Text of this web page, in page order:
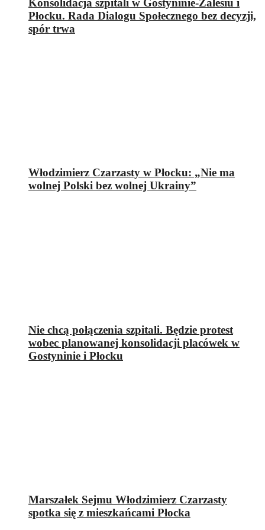
Konsolidacja szpitali w Gostyninie-Zalesiu i
Płocku. Rada Dialogu Społecznego bez decyzji,
spór trwa
Włodzimierz Czarzasty w Płocku: „Nie ma
wolnej Polski bez wolnej Ukrainy”
Nie chcą połączenia szpitali. Będzie protest
wobec planowanej konsolidacji placówek w
Gostyninie i Płocku
Marszałek Sejmu Włodzimierz Czarzasty
spotka się z mieszkańcami Płocka